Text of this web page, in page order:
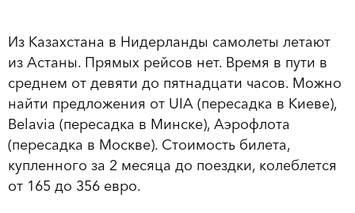
Из Казахстана в Нидерланды самолеты летают
из Астаны. Прямых рейсов нет. Время в пути в
среднем от девяти до пятнадцати часов. Можно
найти предложения от UIA (пересадка в Киеве),
Belavia (пересадка в Минске), Аэрофлота
(пересадка в Москве). Стоимость билета,
купленного за 2 месяца до поездки, колеблется
от 165 до 356 евро.